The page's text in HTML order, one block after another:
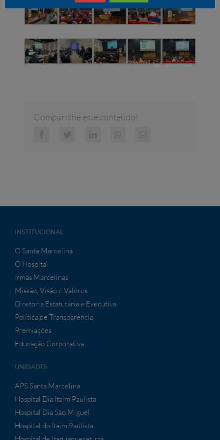
Compartilhe este conteúdo!
INSTITUCIONAL
O Santa Marcelina
O Hospital
Irmãs Marcelinas
Missão, Visão e Valores
Diretoria Estatutária e Executiva
Política de Transparência
Premiações
Educação Corporativa
UNIDADES
APS Santa Marcelina
Hospital Dia Itaim Paulista
Hospital Dia São Miguel
Hospital do Itaim Paulista